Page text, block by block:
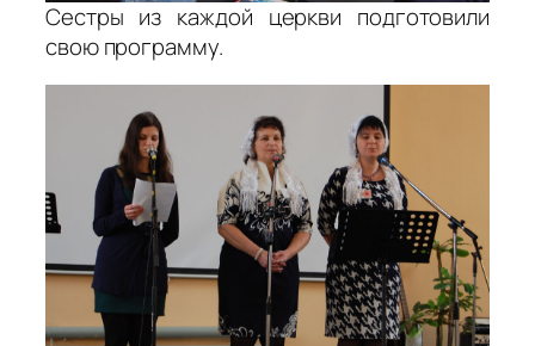
Сестры из каждой церкви подготовили
свою программу.